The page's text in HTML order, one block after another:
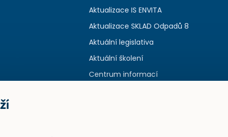
Aktualizace IS ENVITA
Aktualizace SKLAD Odpadů 8
Aktuální legislativa
Aktuální školení
Centrum informací